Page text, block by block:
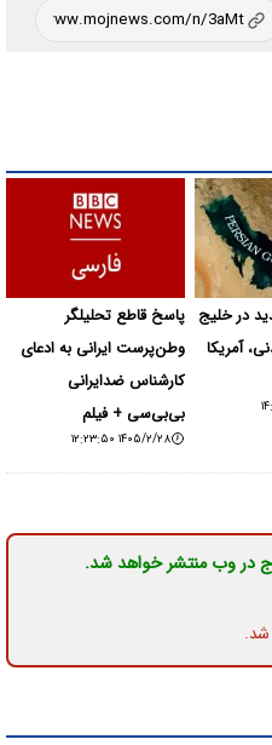
در خلیج
آمریکا
پاسخ قاطع تحلیلگر
وطن‌پرست ایرانی به ادعای
کارشناس ضدایرانی
بی‌بی‌سی + فیلم
۱۴۰۵/۲/۲۸ ۱۲:۲۳:۵۰
در وب منتشر خواهد شد.
شد.